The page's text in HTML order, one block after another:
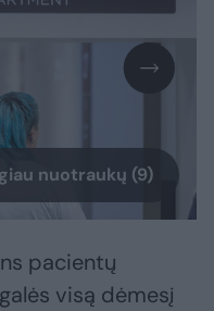
nuotraukų (9)
pacientų
visą dėmesį